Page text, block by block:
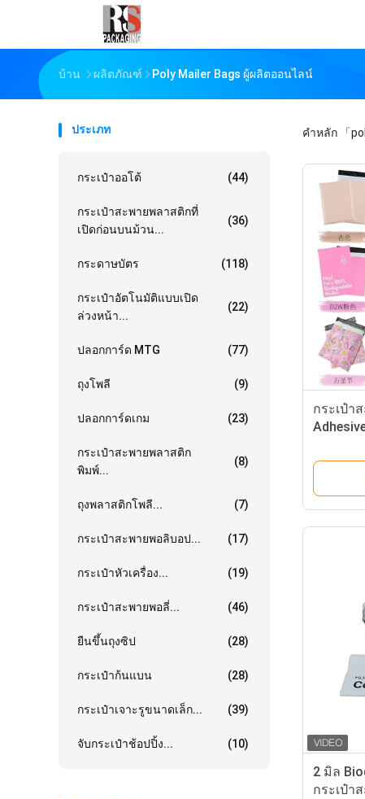
บ้าน ผลิตภัณฑ์ Poly Mailer Bags ผู้ผลิตออนไลน์
ประเภท
กระเป๋าออโต้ (44)
กระเป๋าสะพายพลาสติกที่
เปิดก่อนบนม้วน...
(36)
กระดาษบัตร (118)
กระเป๋าอัตโนมัติแบบเปิด
ล่วงหน้า...
(22)
ปลอกการ์ด MTG (77)
ถุงโพลี (9)
ปลอกการ์ดเกม (23)
กระเป๋าสะพายพลาสติก
พิมพ์...
(8)
ถุงพลาสติกโพลี... (7)
กระเป๋าสะพายพอลิบอป... (17)
กระเป๋าหัวเครื่อง... (19)
กระเป๋าสะพายพอลี่... (46)
ยืนขึ้นถุงซิป (28)
กระเป๋าก้นแบน (28)
กระเป๋าเจาะรูขนาดเล็ก... (39)
จับกระเป๋าช้อปปิ้ง... (10)
คำหลัก 「
กระเป๋า
2 มิล
กระเป๋า